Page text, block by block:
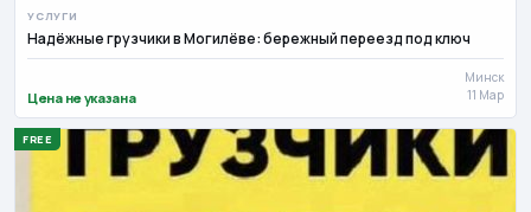
УСЛУГИ
Надёжные грузчики в Могилёве: бережный переезд под ключ
Цена не указана
Минск
11 Мар
FREE